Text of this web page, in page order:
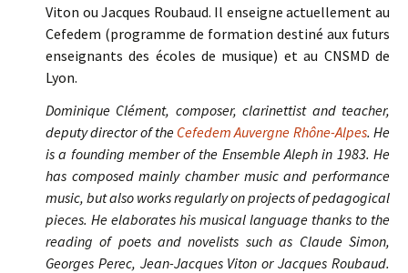
Viton ou Jacques Roubaud. Il enseigne actuellement au
Cefedem (programme de formation destiné aux futurs
enseignants des écoles de musique) et au CNSMD de
Lyon.
Dominique Clément, composer, clarinettist and teacher,
deputy director of the Cefedem Auvergne Rhône-Alpes. He
is a founding member of the Ensemble Aleph in 1983. He
has composed mainly chamber music and performance
music, but also works regularly on projects of pedagogical
pieces. He elaborates his musical language thanks to the
reading of poets and novelists such as Claude Simon,
Georges Perec, Jean-Jacques Viton or Jacques Roubaud.